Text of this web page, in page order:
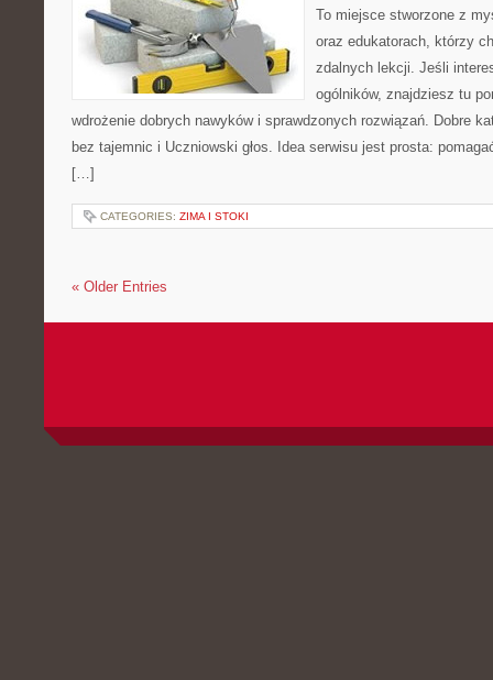
To miejsce stworzone z
oraz edukatorach, którzy
zdalnych lekcji. Jeśli
ogólników, znajdziesz tu
wdrożenie dobrych nawyków i sprawdzonych rozwiązań. Dobre
bez tajemnic i Uczniowski głos. Idea serwisu jest prosta:
[…]
CATEGORIES: ZIMA I STOKI
« Older Entries